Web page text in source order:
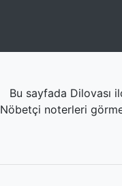
Bu sayfada Dilovası
Nöbetçi noterleri